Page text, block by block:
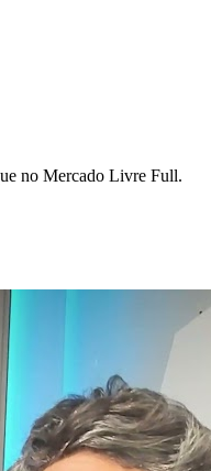
no Mercado Livre Full.